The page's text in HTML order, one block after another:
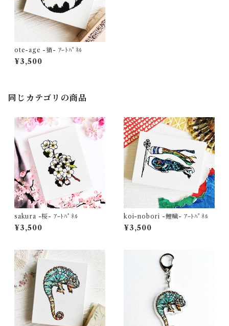
ote-age -猫- ｱｰﾄﾊﾟﾈﾙ
¥3,500
同じカテゴリの商品
sakura -桜- ｱｰﾄﾊﾟﾈﾙ
¥3,500
koi-nobori -鯉幟- ｱｰﾄﾊﾟﾈﾙ
¥3,500